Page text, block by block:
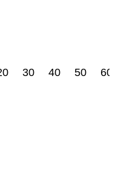
30 40 50 60